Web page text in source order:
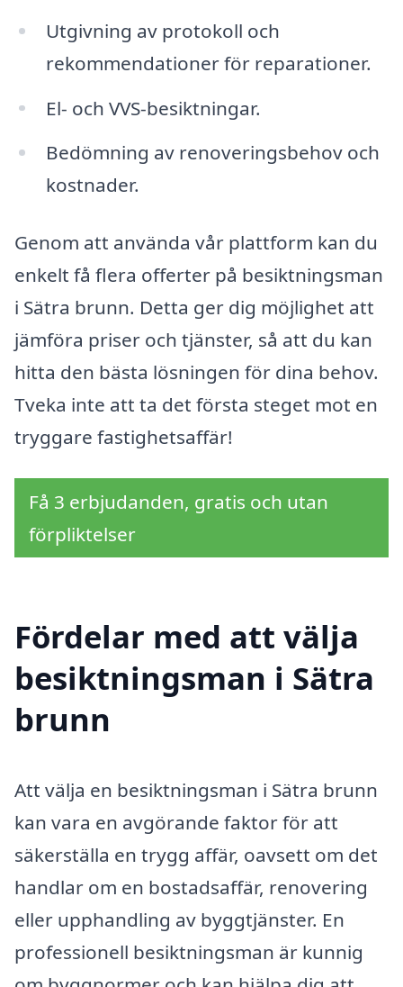
Utgivning av protokoll och
rekommendationer för reparationer.
El- och VVS-besiktningar.
Bedömning av renoveringsbehov och
kostnader.
Genom att använda vår plattform kan du
enkelt få flera offerter på besiktningsman
i Sätra brunn. Detta ger dig möjlighet att
jämföra priser och tjänster, så att du kan
hitta den bästa lösningen för dina behov.
Tveka inte att ta det första steget mot en
tryggare fastighetsaffär!
Få 3 erbjudanden, gratis och utan
förpliktelser
Fördelar med att välja
besiktningsman i Sätra
brunn
Att välja en besiktningsman i Sätra brunn
kan vara en avgörande faktor för att
säkerställa en trygg affär, oavsett om det
handlar om en bostadsaffär, renovering
eller upphandling av byggtjänster. En
professionell besiktningsman är kunnig